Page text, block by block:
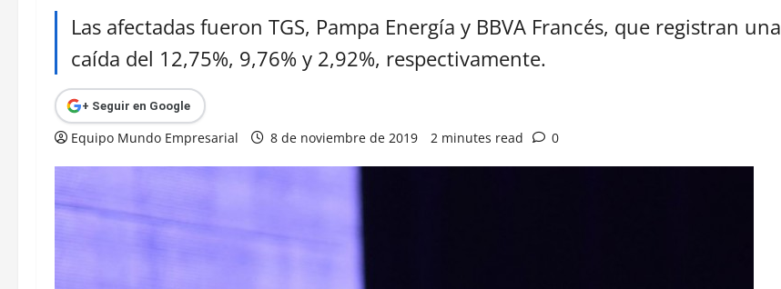
Las afectadas fueron TGS, Pampa Energía y BBVA Francés, que registran una
caída del 12,75%, 9,76% y 2,92%, respectivamente.
+ Seguir en Google
Equipo Mundo Empresarial 8 de noviembre de 2019 2 minutes read 0